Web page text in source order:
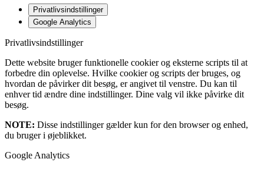
Privatlivsindstillinger
Google Analytics
Privatlivsindstillinger
Dette website bruger funktionelle cookier og eksterne scripts til at
forbedre din oplevelse. Hvilke cookier og scripts der bruges, og
hvordan de påvirker dit besøg, er angivet til venstre. Du kan til
enhver tid ændre dine indstillinger. Dine valg vil ikke påvirke dit
besøg.
NOTE: Disse indstillinger gælder kun for den browser og enhed,
du bruger i øjeblikket.
Google Analytics